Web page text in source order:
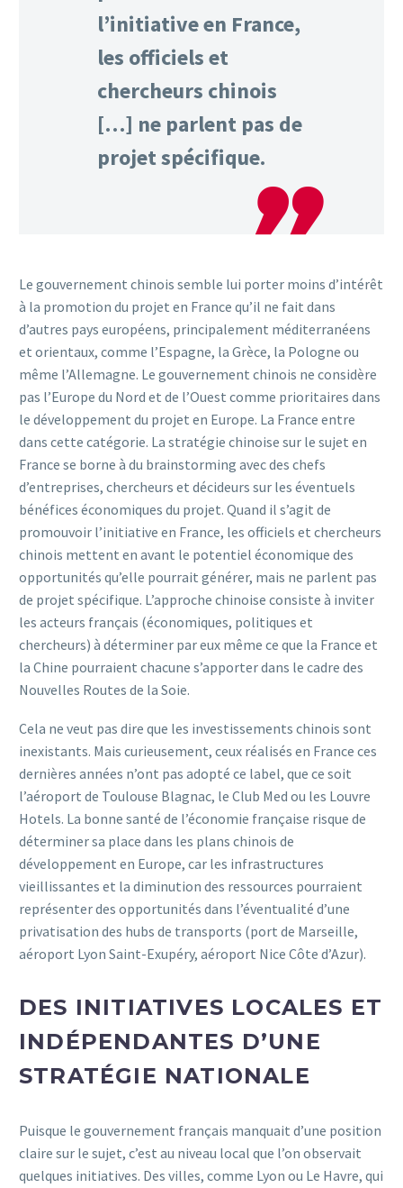
l’initiative en France,
les officiels et
chercheurs chinois
[…] ne parlent pas de
projet spécifique.
Le gouvernement chinois semble lui porter moins d’intérêt
à la promotion du projet en France qu’il ne fait dans
d’autres pays européens, principalement méditerranéens
et orientaux, comme l’Espagne, la Grèce, la Pologne ou
même l’Allemagne. Le gouvernement chinois ne considère
pas l’Europe du Nord et de l’Ouest comme prioritaires dans
le développement du projet en Europe. La France entre
dans cette catégorie. La stratégie chinoise sur le sujet en
France se borne à du brainstorming avec des chefs
d’entreprises, chercheurs et décideurs sur les éventuels
bénéfices économiques du projet. Quand il s’agit de
promouvoir l’initiative en France, les officiels et chercheurs
chinois mettent en avant le potentiel économique des
opportunités qu’elle pourrait générer, mais ne parlent pas
de projet spécifique. L’approche chinoise consiste à inviter
les acteurs français (économiques, politiques et
chercheurs) à déterminer par eux même ce que la France et
la Chine pourraient chacune s’apporter dans le cadre des
Nouvelles Routes de la Soie.
Cela ne veut pas dire que les investissements chinois sont
inexistants. Mais curieusement, ceux réalisés en France ces
dernières années n’ont pas adopté ce label, que ce soit
l’aéroport de Toulouse Blagnac, le Club Med ou les Louvre
Hotels. La bonne santé de l’économie française risque de
déterminer sa place dans les plans chinois de
développement en Europe, car les infrastructures
vieillissantes et la diminution des ressources pourraient
représenter des opportunités dans l’éventualité d’une
privatisation des hubs de transports (port de Marseille,
aéroport Lyon Saint-Exupéry, aéroport Nice Côte d’Azur).
DES INITIATIVES LOCALES ET
INDÉPENDANTES D’UNE
STRATÉGIE NATIONALE
Puisque le gouvernement français manquait d’une position
claire sur le sujet, c’est au niveau local que l’on observait
quelques initiatives. Des villes, comme Lyon ou Le Havre, qui